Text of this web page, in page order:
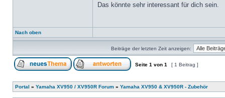
Das könnte sehr interessant für dich sein.
Nach oben
Beiträge der letzten Zeit anzeigen:
Seite 1 von 1 [ 1 Beitrag ]
Portal » Yamaha XV950 / XV950R Forum » Yamaha XV950 & XV950R - Zubehör